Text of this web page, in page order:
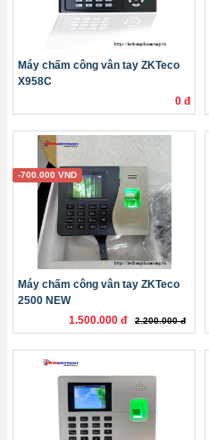
Máy chấm công vân tay ZKTeco
X958C
0 đ
-700.000 VND
Máy chấm công vân tay ZKTeco
2500 NEW
1.500.000 đ
2.200.000 đ